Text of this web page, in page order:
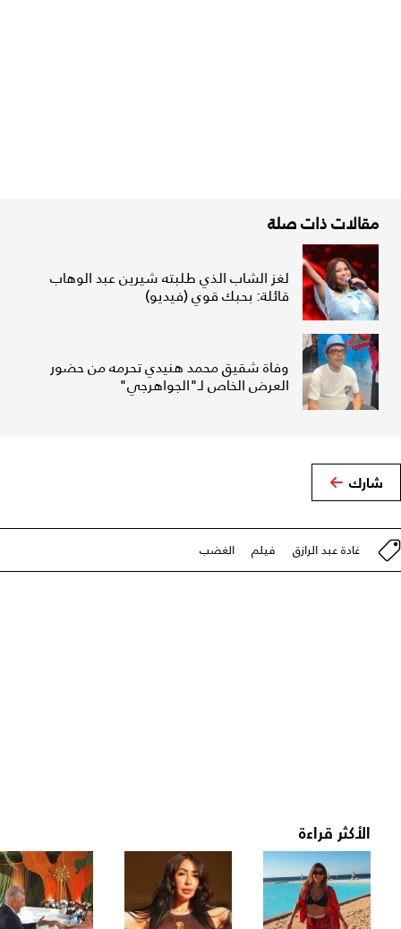
مقالات ذات صلة
لغز الشاب الذي طلبته شيرين عبد الوهاب
قائلة: بحبك قوي (فيديو)
وفاة شقيق محمد هنيدي تحرمه من حضور
العرض الخاص لـ"الجواهرجي"
شارك
غادة عبد الرازق فيلم الغضب
الأكثر قراءة